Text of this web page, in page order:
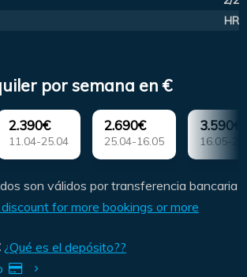
HR
por semana en €
2.390€
11.04-25.04
2.690€
25.04-16.05
3.590€
16.05-
son válidos por transferencia bancaria
for more bookings or more
¿Qué es el depósito??